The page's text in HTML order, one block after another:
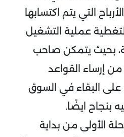
التي يتم اكتسابها
عملية التشغيل
بحيث يتمكن صاحب
إرساء القواعد
على البقاء في السوق
بنجاح ايضًا.
الأولى من بداية